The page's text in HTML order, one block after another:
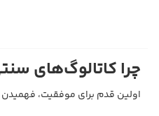
چرا کاتالوگ‌های
اولین قدم برای موفقیت،